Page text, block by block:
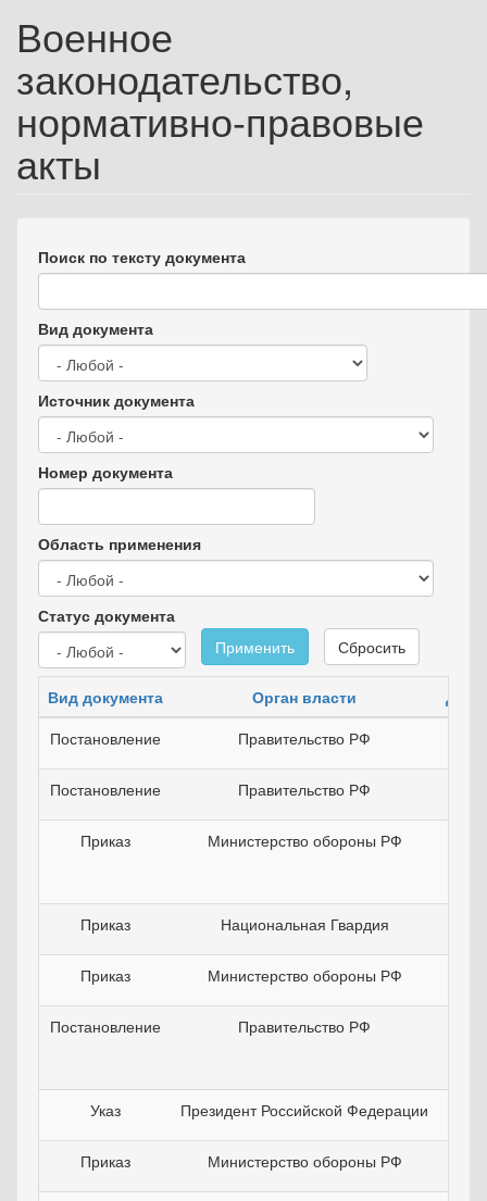
Военное
законодательство,
нормативно-правовые
акты
Поиск по тексту документа
Вид документа
Источник документа
Номер документа
Область применения
Статус документа
Применить
Сбросить
Вид документа Орган власти
Дата
Постановление
Правительство РФ
Постановление Правительство РФ
Приказ Министерство обороны РФ
Приказ Национальная Гвардия
Приказ Министерство обороны РФ
Постановление Правительство РФ
Указ Президент Российской Федерации
Приказ Министерство обороны РФ